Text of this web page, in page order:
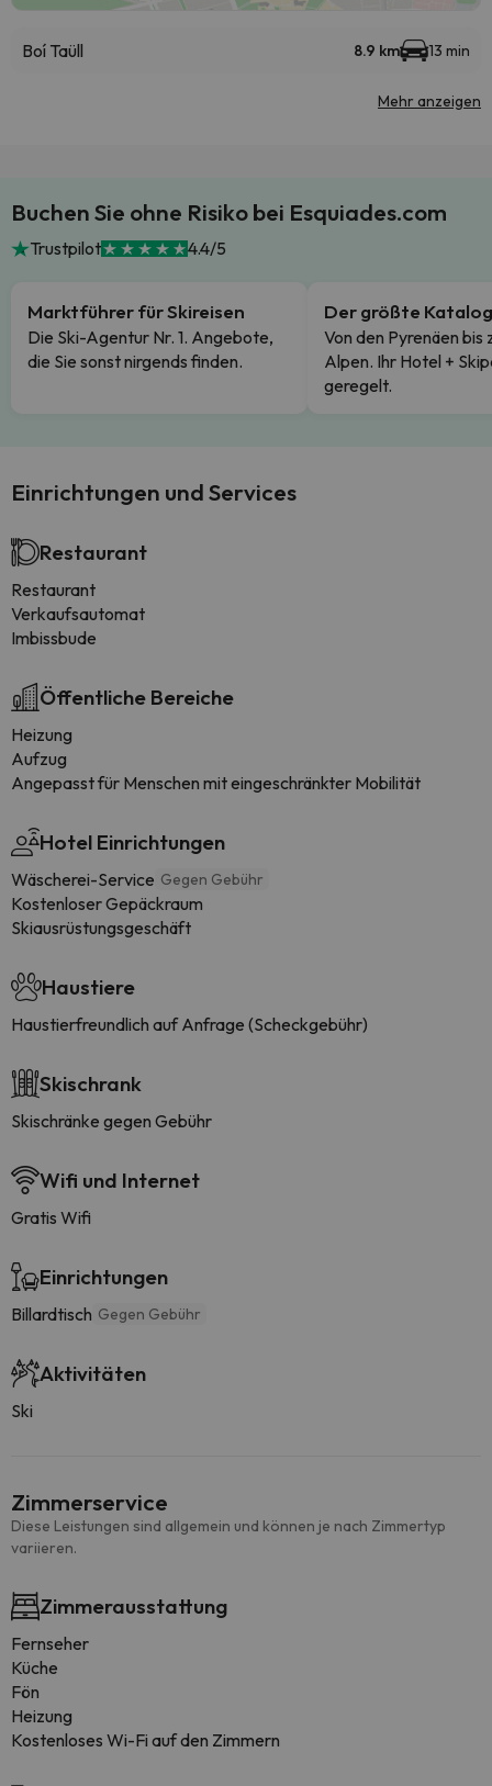
Boí Taüll 8.9 km 13 min
Mehr anzeigen
Buchen Sie ohne Risiko bei Esquiades.com
Trustpilot 4.4/5
Marktführer für Skireisen
Die Ski-Agentur Nr. 1. Angebote,
die Sie sonst nirgends finden.
Der größte Katalog
Von den Pyrenäen bis
Alpen. Ihr Hotel +
geregelt.
Einrichtungen und Services
Restaurant
Restaurant
Verkaufsautomat
Imbissbude
Öffentliche Bereiche
Heizung
Aufzug
Angepasst für Menschen mit eingeschränkter Mobilität
Hotel Einrichtungen
Wäscherei-Service Gegen Gebühr
Kostenloser Gepäckraum
Skiausrüstungsgeschäft
Haustiere
Haustierfreundlich auf Anfrage (Scheckgebühr)
Skischrank
Skischränke gegen Gebühr
Wifi und Internet
Gratis Wifi
Einrichtungen
Billardtisch Gegen Gebühr
Aktivitäten
Ski
Zimmerservice
Diese Leistungen sind allgemein und können je nach Zimmertyp
variieren.
Zimmerausstattung
Fernseher
Küche
Fön
Heizung
Kostenloses Wi-Fi auf den Zimmern